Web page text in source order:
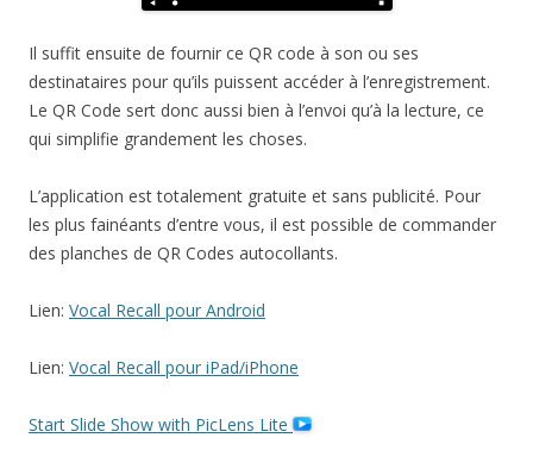
Il suffit ensuite de fournir ce QR code à son ou ses
destinataires pour qu’ils puissent accéder à l’enregistrement.
Le QR Code sert donc aussi bien à l’envoi qu’à la lecture, ce
qui simplifie grandement les choses.
L’application est totalement gratuite et sans publicité. Pour
les plus fainéants d’entre vous, il est possible de commander
des planches de QR Codes autocollants.
Lien: Vocal Recall pour Android
Lien: Vocal Recall pour iPad/iPhone
Start Slide Show with PicLens Lite